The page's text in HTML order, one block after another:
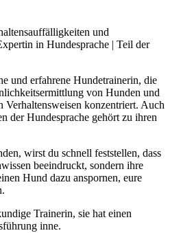
und
in Hundesprache | Teil der
und erfahrene Hundetrainerin, die
von Hunden und
Verhaltensweisen konzentriert. Auch
der Hundesprache gehört zu ihren
wirst du schnell feststellen, dass
beeindruckt, sondern ihre
Hund dazu anspornen, eure
Trainerin, sie hat einen
inne.